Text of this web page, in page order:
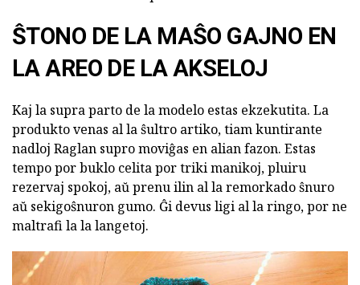
ŜTONO DE LA MAŜO GAJNO EN
LA AREO DE LA AKSELOJ
Kaj la supra parto de la modelo estas ekzekutita. La
produkto venas al la ŝultro artiko, tiam kuntirante
nadloj Raglan supro moviĝas en alian fazon. Estas
tempo por buklo celita por triki manikoj, pluiru
rezervaj spokoj, aŭ prenu ilin al la remorkado ŝnuro
aŭ sekigoŝnuron gumo. Ĝi devus ligi al la ringo, por ne
maltrafi la la langetoj.